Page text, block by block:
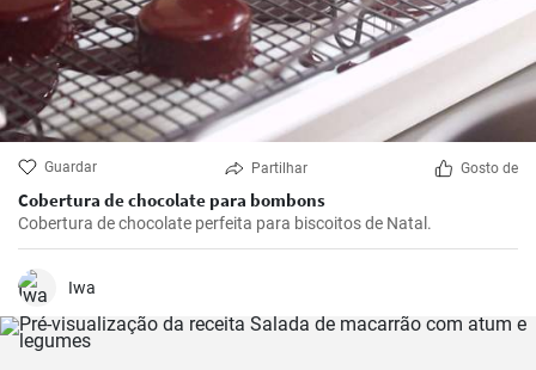
Guardar Partilhar Gosto de
Cobertura de chocolate para bombons
Cobertura de chocolate perfeita para biscoitos de Natal.
Iwa